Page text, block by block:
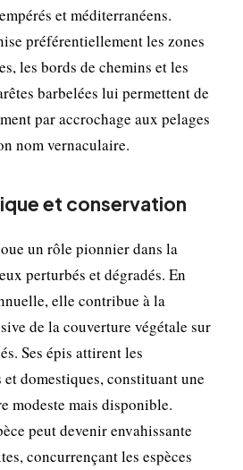
et méditerranéens.
préférentiellement les zones
les bords de chemins et les
barbelées lui permettent de
par accrochage aux pelages
nom vernaculaire.
et conservation
un rôle pionnier dans la
perturbés et dégradés. En
elle contribue à la
de la couverture végétale sur
Ses épis attirent les
et domestiques, constituant une
modeste mais disponible.
peut devenir envahissante
concurrençant les espèces